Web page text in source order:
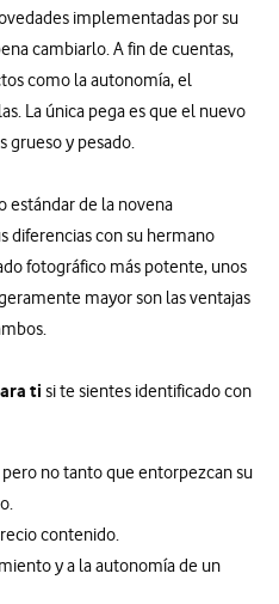
implementadas por su
cambiarlo. A fin de cuentas,
como la autonomía, el
La única pega es que el nuevo
grueso y pesado.
estándar de la novena
diferencias con su hermano
fotográfico más potente, unos
mayor son las ventajas
ti si te sientes identificado con
pero no tanto que entorpezcan su
contenido.
y a la autonomía de un